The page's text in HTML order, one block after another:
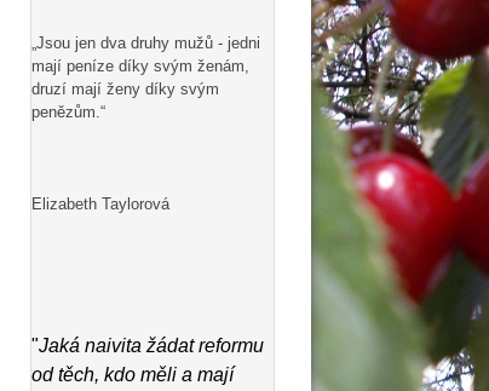
„Jsou jen dva druhy mužů - jedni
mají peníze díky svým ženám,
druzí mají ženy díky svým
penězům.“
Elizabeth Taylorová
"Jaká naivita žádat reformu
od těch, kdo měli a mají